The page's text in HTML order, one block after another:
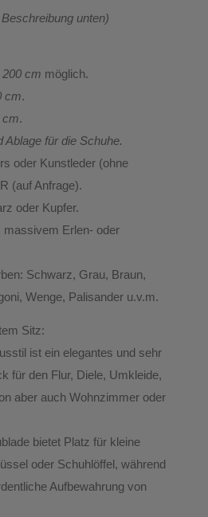
unten)
200 cm möglich.
cm.
cm.
Ablage für die Schuhe.
oder Kunstleder (ohne
(auf Anfrage).
oder Kupfer.
massivem Erlen- oder
Schwarz, Grau, Braun,
Wenge, Palisander u.v.m.
Sitz:
ist ein elegantes und sehr
für den Flur, Diele, Umkleide,
aber auch Wohnzimmer oder
bietet Platz für kleine
oder Schuhlöffel, während
Aufbewahrung von